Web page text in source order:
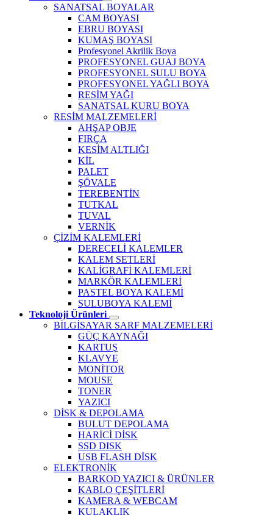
SANATSAL BOYALAR
CAM BOYASI
EBRU BOYASI
KUMAŞ BOYASI
Profesyonel Akrilik Boya
PROFESYONEL GUAJ BOYA
PROFESYONEL SULU BOYA
PROFESYONEL YAĞLI BOYA
RESİM YAĞI
SANATSAL KURU BOYA
RESİM MALZEMELERİ
AHŞAP OBJE
FIRÇA
KESİM ALTLIĞI
KİL
PALET
ŞÖVALE
TEREBENTİN
TUTKAL
TUVAL
VERNİK
ÇİZİM KALEMLERİ
DERECELİ KALEMLER
KALEM SETLERİ
KALİGRAFİ KALEMLERİ
MARKÖR KALEMLERİ
PASTEL BOYA KALEMİ
SULUBOYA KALEMİ
Teknoloji Ürünleri
BİLGİSAYAR SARF MALZEMELERİ
GÜÇ KAYNAĞI
KARTUŞ
KLAVYE
MONİTOR
MOUSE
TONER
YAZICI
DİSK & DEPOLAMA
BULUT DEPOLAMA
HARİCİ DİSK
SSD DISK
USB FLASH DİSK
ELEKTRONİK
BARKOD YAZICI & ÜRÜNLER
KABLO ÇEŞİTLERİ
KAMERA & WEBCAM
KULAKLIK